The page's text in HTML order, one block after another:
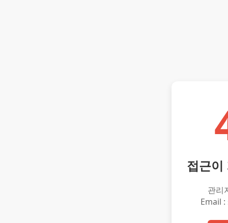
접근이
관리
Email